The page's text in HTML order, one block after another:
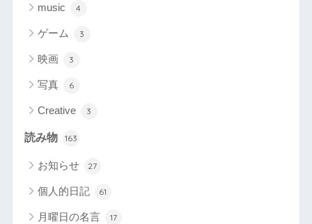
music 4
ゲーム 3
映画 3
写真 6
Creative 3
読み物 163
お知らせ 27
個人的日記 61
月曜日の名言 17